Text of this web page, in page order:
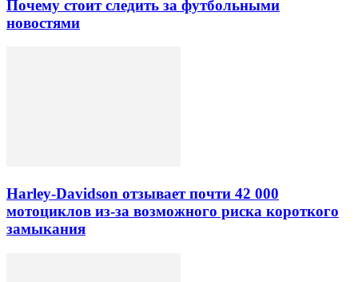
Почему стоит следить за футбольными
новостями
Harley-Davidson отзывает почти 42 000
мотоциклов из-за возможного риска короткого
замыкания